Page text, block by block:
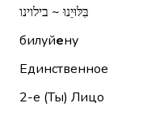
בִּלּוּיֵנוּ ~ בילוינו
билуйену
Единственное
2-е (Ты) Лицо